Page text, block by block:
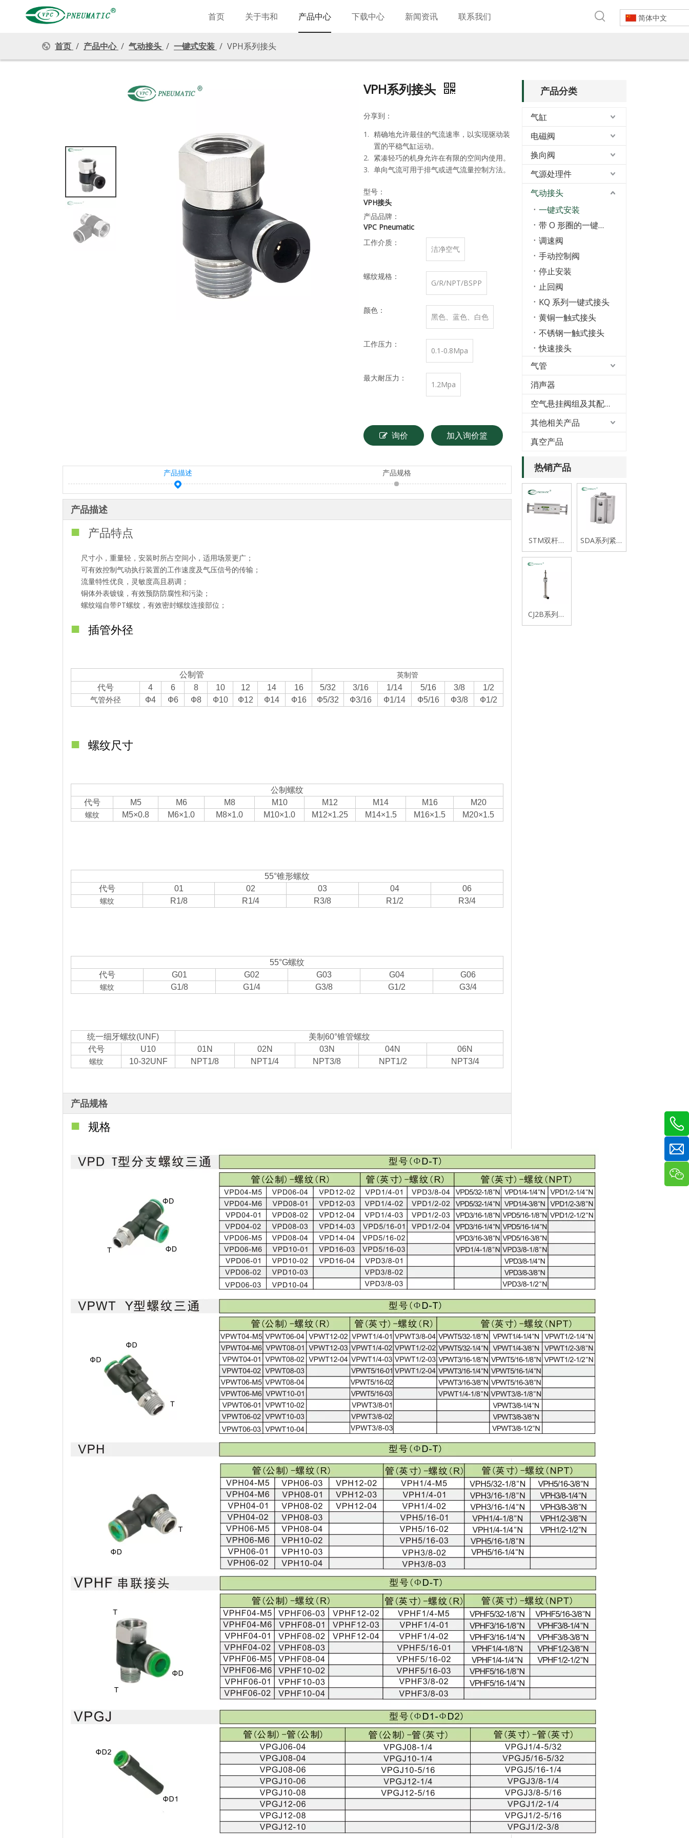
首页 关于韦和 产品中心 下载中心 新闻资讯 联系我们 简体中文
首页 / 产品中心 / 气动接头 / 一键式安装 / VPH系列接头
VPH系列接头
分享到：
精确地允许最佳的气流速率，以实现驱动装
置的平稳气缸运动。
紧凑轻巧的机身允许在有限的空间内使用。
单向气流可用于排气或进气流量控制方法。
型号：
VPH接头
产品品牌：
VPC Pneumatic
工作介质：
洁净空气
螺纹规格：
G/R/NPT/BSPP
颜色：
黑色、蓝色、白色
工作压力：
0.1-0.8Mpa
最大耐压力：
1.2Mpa
询价 加入询价篮
产品描述 产品规格
产品描述
■ 产品特点
尺寸小，重量轻，安装时所占空间小，适用场景更广；
可有效控制气动执行装置的工作速度及气压信号的传输；
流量特性优良，灵敏度高且易调；
铜体外表镀镍，有效预防防腐性和污染；
螺纹端自带PT螺纹，有效密封螺纹连接部位；
■ 插管外径
公制管 英制管
代号 4 6 8 10 12 14 16 5/32 3/16 1/14 5/16 3/8
1/2
气管外径
Ф4 Ф6 Ф8 Ф10 Ф12 Ф14 Ф16 Ф5/32 Ф3/16 Ф1/14 Ф5/16 Ф3/8 Ф1/2
■ 螺纹尺寸
公制螺纹
代号
M5 M6 M8 M10 M12 M14 M16 M20
螺纹 M5×0.8 M6×1.0 M8×1.0 M10×1.0 M12×1.25 M14×1.5 M16×1.5 M20×1.5
55°锥形螺纹
代号
01 02 03 04 06
螺纹 R1/8 R1/4 R3/8 R1/2 R3/4
55°G螺纹
代号
G01 G02 G03 G04 G06
螺纹 G1/8 G1/4 G3/8 G1/2 G3/4
统一细牙螺纹(UNF)
美制60°锥管螺纹
代号
U10 01N 02N 03N 04N 06N
螺纹 10-32UNF NPT1/8 NPT1/4 NPT3/8 NPT1/2 NPT3/4
产品规格
■ 规格
产品分类
气缸
电磁阀
换向阀
气源处理件
气动接头
一键式安装
带 O 形圈的一键式接头
调速阀
手动控制阀
停止安装
止回阀
KQ 系列一键式接头
黄铜一触式接头
不锈钢一触式接头
快速接头
气管
消声器
空气悬挂阀组及其配件
其他相关产品
真空产品
热销产品
STM双杆式
双轴滑台气缸
SDA系列紧凑
式薄型气缸
CJ2B系列迷
你不锈钢气缸